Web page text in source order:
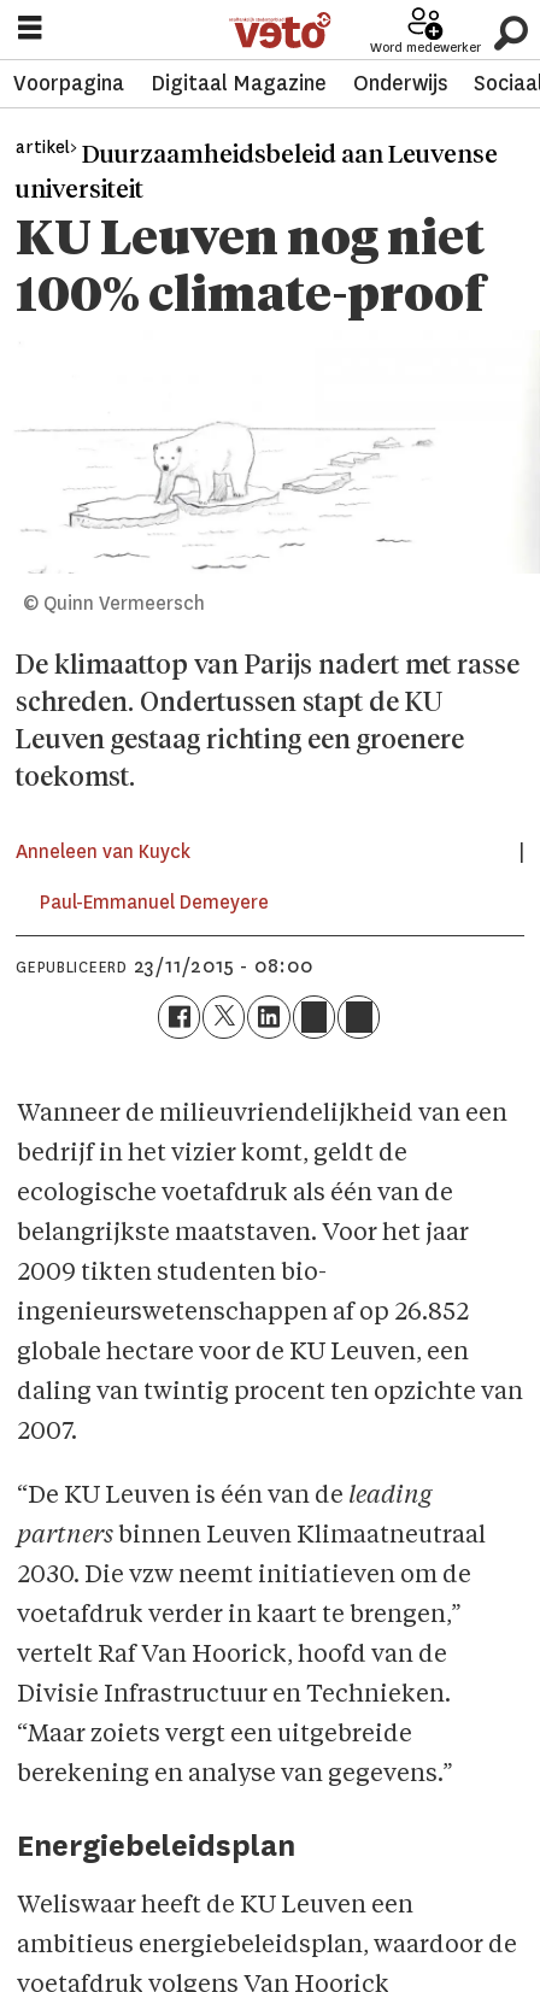
Word medewerker
Voorpagina Digitaal Magazine Onderwijs
artikel> Duurzaamheidsbeleid aan Leuvense
universiteit
KU Leuven nog niet
100% climate-proof
© Quinn Vermeersch
De klimaattop van Parijs nadert met rasse
schreden. Ondertussen stapt de KU
Leuven gestaag richting een groenere
toekomst.
Anneleen van Kuyck
Paul-Emmanuel Demeyere
GEPUBLICEERD 23/11/2015 - 08:00
Wanneer de milieuvriendelijkheid van een
bedrijf in het vizier komt, geldt de
ecologische voetafdruk als één van de
belangrijkste maatstaven. Voor het jaar
2009 tikten studenten bio-
ingenieurswetenschappen af op 26.852
globale hectare voor de KU Leuven, een
daling van twintig procent ten opzichte van
2007.
“De KU Leuven is één van de leading
partnersbinnen Leuven Klimaatneutraal
2030. Die vzw neemt initiatieven om de
voetafdruk verder in kaart te brengen,”
vertelt Raf Van Hoorick, hoofd van de
Divisie Infrastructuur en Technieken.
“Maar zoiets vergt een uitgebreide
berekening en analyse van gegevens.”
Energiebeleidsplan
Weliswaar heeft de KU Leuven een
ambitieus energiebeleidsplan, waardoor de
voetafdruk volgens Van Hoorick